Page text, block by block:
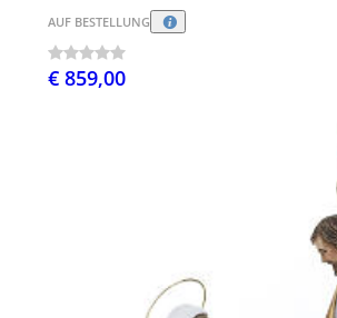
AUF BESTELLUNG
€ 859,00